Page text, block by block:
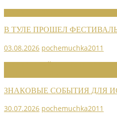
В ТУЛЕ ПРОШЕЛ
03.08.2026 pochemuchka2011
ЗНАКОВЫЕ СОБЫТИЯ ДЛЯ
30.07.2026 pochemuchka2011